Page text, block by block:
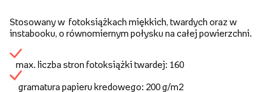
Stosowany w fotoksiążkach miękkich, twardych oraz w
instabooku, o równomiernym połysku na całej powierzchni.
max. liczba stron fotoksiążki twardej: 160
gramatura papieru kredowego: 200 g/m2